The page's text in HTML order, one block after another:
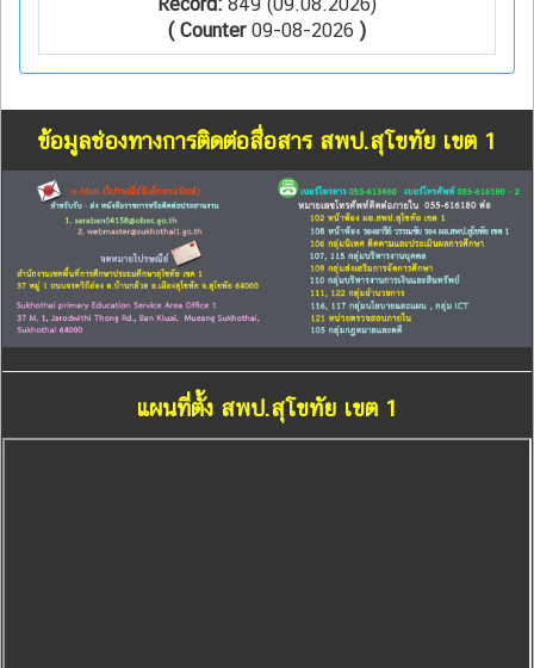
( Counter09-08-2026 )
ข้อมูลช่องทางการติดต่อสื่อสาร สพป.สุโขทัย เขต 1
แผนที่ตั้ง สพป.สุโขทัย เขต 1